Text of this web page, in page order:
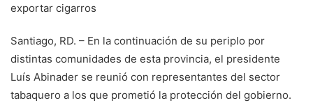
exportar cigarros
Santiago, RD. – En la continuación de su periplo por
distintas comunidades de esta provincia, el presidente
Luís Abinader se reunió con representantes del sector
tabaquero a los que prometió la protección del gobierno.